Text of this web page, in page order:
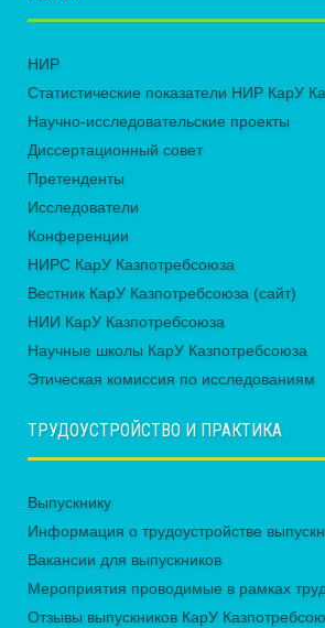
НИР
Статистические показатели НИР КарУ
Научно-исследовательские проекты
Диссертационный совет
Претенденты
Исследователи
Конференции
НИРС КарУ Казпотребсоюза
Вестник КарУ Казпотребсоюза (сайт)
НИИ КарУ Казпотребсоюза
Научные школы КарУ Казпотребсоюза
Этическая комиссия по исследованиям
ТРУДОУСТРОЙСТВО И ПРАКТИКА
Выпускнику
Информация о трудоустройстве
Вакансии для выпускников
Мероприятия проводимые в рамках
Отзывы выпускников КарУ